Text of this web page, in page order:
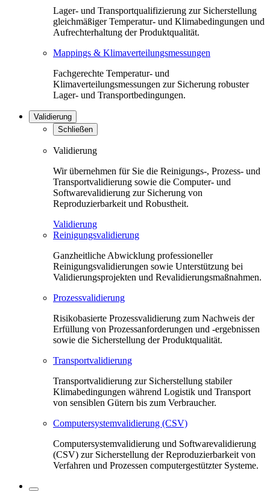
Lager- und Transportqualifizierung zur Sicherstellung
gleichmäßiger Temperatur- und Klimabedingungen und
Aufrechterhaltung der Produktqualität.
Mappings & Klimaverteilungsmessungen
Fachgerechte Temperatur- und
Klimaverteilungsmessungen zur Sicherung robuster
Lager- und Transportbedingungen.
Validierung
Schließen
Validierung
Wir übernehmen für Sie die Reinigungs-, Prozess- und
Transportvalidierung sowie die Computer- und
Softwarevalidierung zur Sicherung von
Reproduzierbarkeit und Robustheit.
Validierung
Reinigungsvalidierung
Ganzheitliche Abwicklung professioneller
Reinigungsvalidierungen sowie Unterstützung bei
Validierungsprojekten und Revalidierungsmaßnahmen.
Prozessvalidierung
Risikobasierte Prozessvalidierung zum Nachweis der
Erfüllung von Prozessanforderungen und -ergebnissen
sowie die Sicherstellung der Produktqualität.
Transportvalidierung
Transportvalidierung zur Sicherstellung stabiler
Klimabedingungen während Logistik und Transport
von sensiblen Gütern bis zum Verbraucher.
Computersystemvalidierung (CSV)
Computersystemvalidierung und Softwarevalidierung
(CSV) zur Sicherstellung der Reproduzierbarkeit von
Verfahren und Prozessen computergestützter Systeme.